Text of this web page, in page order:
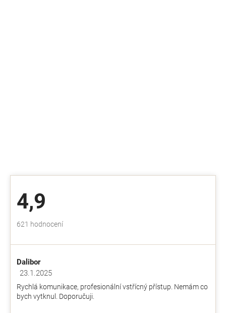
4,9
Průměrné
obchodu
4,9
hvězdiček.
621 hodnocení
Dalibor
Hodnocení obchodu je 5 z 5 hvězdiček.
23.1.2025
Rychlá komunikace, profesionální vstřícný přístup. Nemám co
bych vytknul. Doporučuji.